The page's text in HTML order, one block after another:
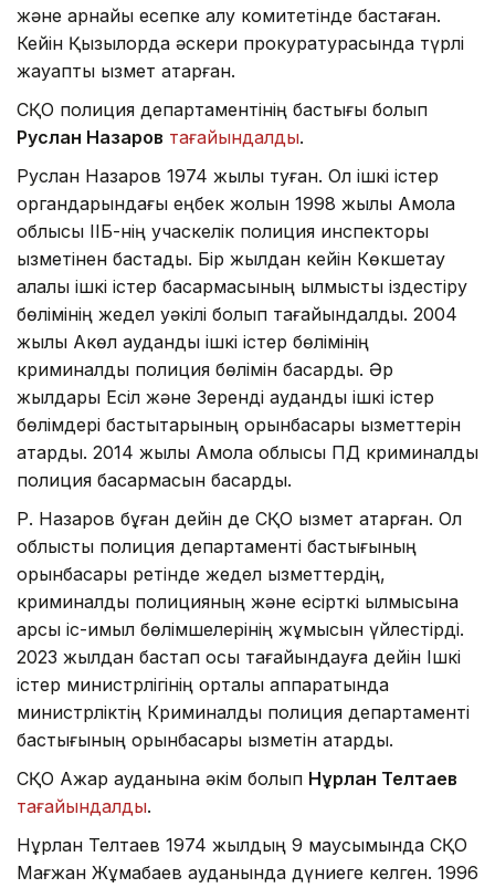
және арнайы есепке алу комитетінде бастаған.
Кейін Қызылорда әскери прокуратурасында түрлі
жауапты қызмет атқарған.
СҚО полиция департаментінің бастығы болып
Руслан Назаров тағайындалды.
Руслан Назаров 1974 жылы туған. Ол ішкі істер
органдарындағы еңбек жолын 1998 жылы Ақмола
облысы ІІБ-нің учаскелік полиция инспекторы
қызметінен бастады. Бір жылдан кейін Көкшетау
қалалық ішкі істер басқармасының қылмыстық іздестіру
бөлімінің жедел уәкілі болып тағайындалды. 2004
жылы Ақкөл аудандық ішкі істер бөлімінің
криминалдық полиция бөлімін басқарды. Әр
жылдары Есіл және Зеренді аудандық ішкі істер
бөлімдері бастықтарының орынбасары қызметтерін
атқарды. 2014 жылы Ақмола облысы ПД криминалды
полиция басқармасын басқарды.
Р. Назаров бұған дейін де СҚО қызмет атқарған. Ол
облыстық полиция департаменті бастығының
орынбасары ретінде жедел қызметтердің,
криминалдық полицияның және есірткі қылмысына
қарсы іс-қимыл бөлімшелерінің жұмысын үйлестірді.
2023 жылдан бастап осы тағайындауға дейін Ішкі
істер министрлігінің орталық аппаратында
министрліктің Криминалдық полиция департаменті
бастығының орынбасары қызметін атқарды.
СҚО Ақжар ауданына әкім болып Нұрлан Телтаев
тағайындалды.
Нұрлан Телтаев 1974 жылдың 9 маусымында СҚО
Мағжан Жұмабаев ауданында дүниеге келген. 1996